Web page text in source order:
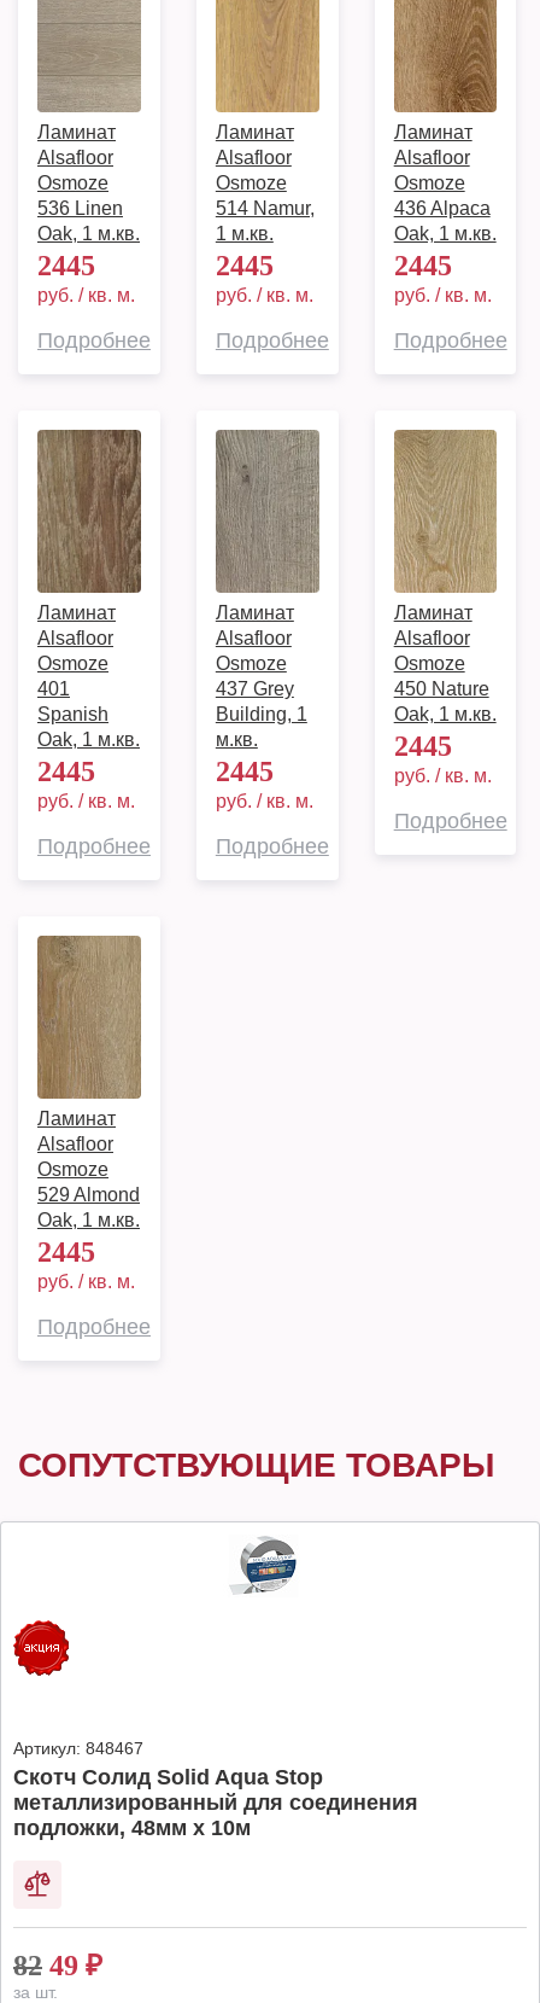
Ламинат
Alsafloor
Osmoze
536 Linen
Oak, 1 м.кв.
2445
руб. / кв. м.
Подробнее
Ламинат
Alsafloor
Osmoze
514 Namur,
1 м.кв.
2445
руб. / кв. м.
Подробнее
Ламинат
Alsafloor
Osmoze
436 Alpaca
Oak, 1 м.кв.
2445
руб. / кв. м.
Подробнее
Ламинат
Alsafloor
Osmoze
401
Spanish
Oak, 1 м.кв.
2445
руб. / кв. м.
Подробнее
Ламинат
Alsafloor
Osmoze
437 Grey
Building, 1
м.кв.
2445
руб. / кв. м.
Подробнее
Ламинат
Alsafloor
Osmoze
450 Nature
Oak, 1 м.кв.
2445
руб. / кв. м.
Подробнее
Ламинат
Alsafloor
Osmoze
529 Almond
Oak, 1 м.кв.
2445
руб. / кв. м.
Подробнее
СОПУТСТВУЮЩИЕ ТОВАРЫ
Артикул: 848467
Скотч Солид Solid Aqua Stop
металлизированный для соединения
подложки, 48мм х 10м
82 49 ₽
за шт.